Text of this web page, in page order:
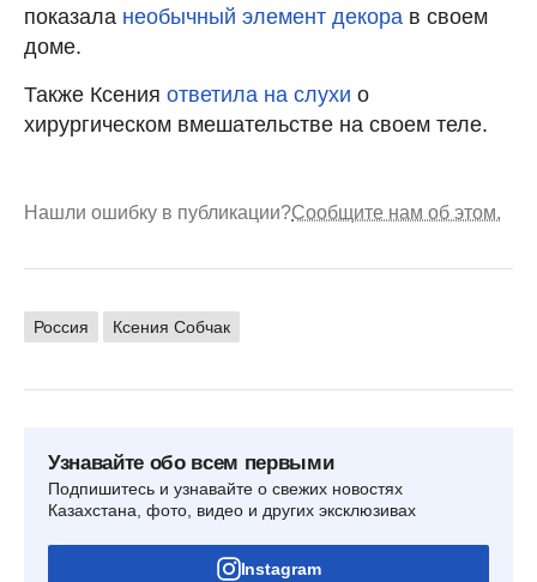
показала необычный элемент декора в своем
доме.
Также Ксения ответила на слухи о
хирургическом вмешательстве на своем теле.
Нашли ошибку в публикации?Сообщите нам об этом.
Россия Ксения Собчак
Узнавайте обо всем первыми
Подпишитесь и узнавайте о свежих новостях
Казахстана, фото, видео и других эксклюзивах
Instagram